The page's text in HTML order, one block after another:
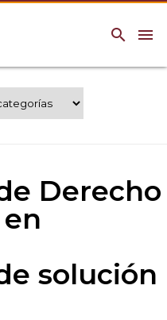
menu
search
Derecho
solución